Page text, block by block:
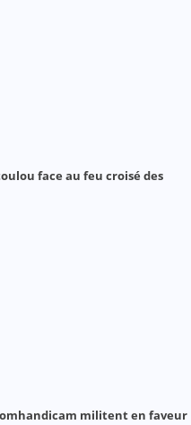
face au feu croisé des
militent en faveur